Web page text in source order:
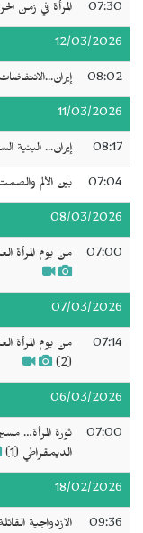
07:30 المرأة في زمن
12/03/2026
08:02
11/03/2026
08:17 إيران... البنية
07:04 بين الألم
08/03/2026
07:00 من يوم المرأة
07/03/2026
07:14
من يوم المرأة
(2)
06/03/2026
07:00
ثورة المرأة…
الديمقراطي (1)
18/02/2026
09:36
الازدواجية